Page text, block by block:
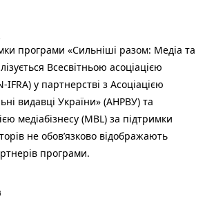
програми «Сильніші разом: Медіа та
Всесвітньою асоціацією
IFRA) у партнерстві з Асоціацією
видавці України» (АНРВУ) та
медіабізнесу (MBL) за підтримки
не обов’язково відображають
програми.